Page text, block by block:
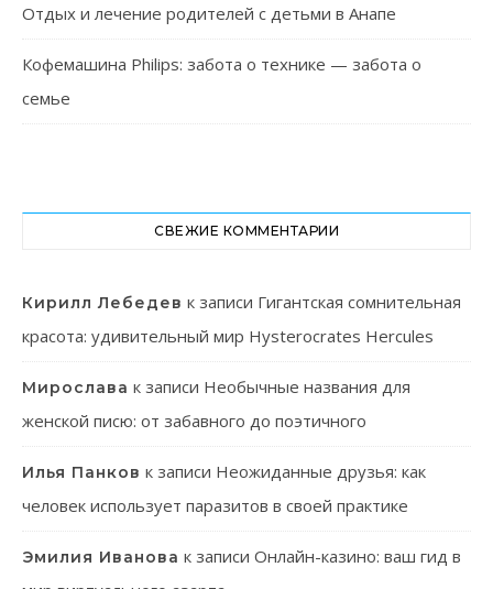
Отдых и лечение родителей с детьми в Анапе
Кофемашина Philips: забота о технике — забота о
семье
СВЕЖИЕ КОММЕНТАРИИ
Кирилл Лебедев к записи Гигантская сомнительная
красота: удивительный мир Hysterocrates Hercules
Мирослава к записи Необычные названия для
женской писю: от забавного до поэтичного
Илья Панков к записи Неожиданные друзья: как
человек использует паразитов в своей практике
Эмилия Иванова к записи Онлайн-казино: ваш гид в